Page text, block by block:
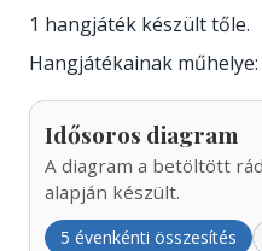
1 hangjáték készült tőle.
Hangjátékainak
Idősoros diagram
A diagram a betöltött
alapján készült.
5 évenkénti összesítés